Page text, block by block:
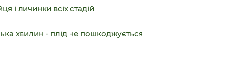
і личинки всіх стадій
хвилин - плід не пошкоджується